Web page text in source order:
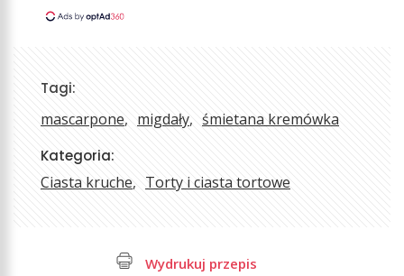
Tagi:
mascarpone migdały śmietana kremówka
Kategoria:
Ciasta kruche Torty i ciasta tortowe
Wydrukuj przepis